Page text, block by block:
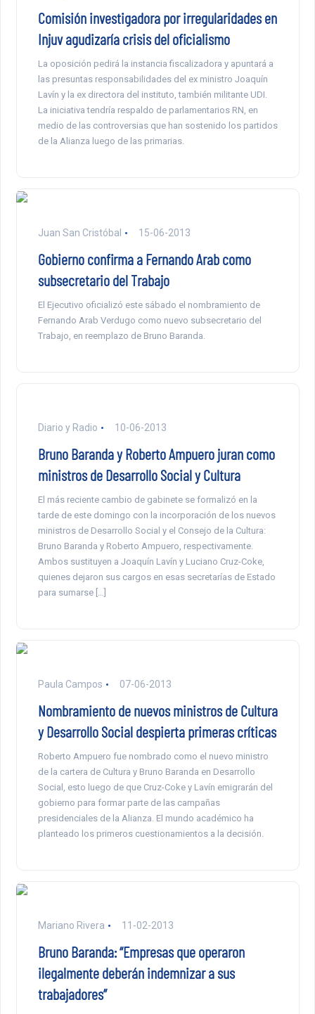
Comisión investigadora por irregularidades en
Injuv agudizaría crisis del oficialismo
La oposición pedirá la instancia fiscalizadora y apuntará a
las presuntas responsabilidades del ex ministro Joaquín
Lavín y la ex directora del instituto, también militante UDI.
La iniciativa tendría respaldo de parlamentarios RN, en
medio de las controversias que han sostenido los partidos
de la Alianza luego de las primarias.
Juan San Cristóbal 15-06-2013
Gobierno confirma a Fernando Arab como
subsecretario del Trabajo
El Ejecutivo oficializó este sábado el nombramiento de
Fernando Arab Verdugo como nuevo subsecretario del
Trabajo, en reemplazo de Bruno Baranda.
Diario y Radio 10-06-2013
Bruno Baranda y Roberto Ampuero juran como
ministros de Desarrollo Social y Cultura
El más reciente cambio de gabinete se formalizó en la
tarde de este domingo con la incorporación de los nuevos
ministros de Desarrollo Social y el Consejo de la Cultura:
Bruno Baranda y Roberto Ampuero, respectivamente.
Ambos sustituyen a Joaquín Lavín y Luciano Cruz-Coke,
quienes dejaron sus cargos en esas secretarías de Estado
para sumarse […]
Paula Campos 07-06-2013
Nombramiento de nuevos ministros de Cultura
y Desarrollo Social despierta primeras críticas
Roberto Ampuero fue nombrado como el nuevo ministro
de la cartera de Cultura y Bruno Baranda en Desarrollo
Social, esto luego de que Cruz-Coke y Lavín emigrarán del
gobierno para formar parte de las campañas
presidenciales de la Alianza. El mundo académico ha
planteado los primeros cuestionamientos a la decisión.
Mariano Rivera 11-02-2013
Bruno Baranda: “Empresas que operaron
ilegalmente deberán indemnizar a sus
trabajadores”